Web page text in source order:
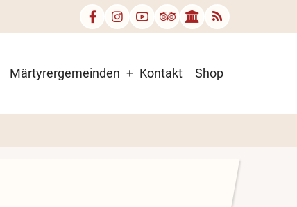
Märtyrergemeinden Kontakt Shop